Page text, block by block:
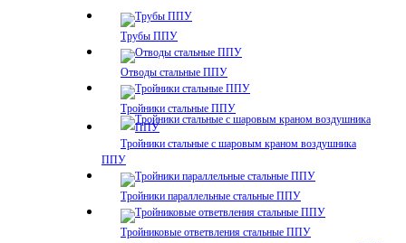
Трубы ППУ
Отводы стальные ППУ
Тройники стальные ППУ
Тройники стальные с шаровым краном воздушника
ППУ
Тройники параллельные стальные ППУ
Тройниковые ответвления стальные ППУ